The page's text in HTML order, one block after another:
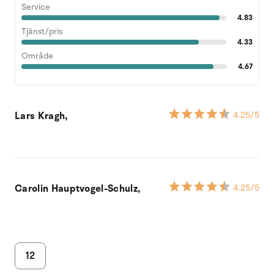
Service
4.83
Tjänst/pris
4.33
Område
4.67
Lars Kragh, 4.25/5
Carolin Hauptvogel-Schulz, 4.25/5
12